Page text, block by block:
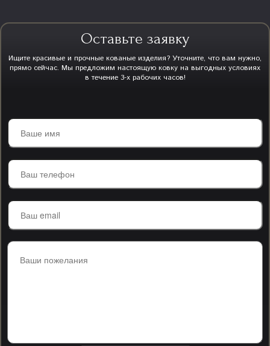
Оставьте заявку
Ищите красивые и прочные кованые изделия? Уточните, что вам нужно,
прямо сейчас. Мы предложим настоящую ковку на выгодных условиях
в течение 3-х рабочих часов!